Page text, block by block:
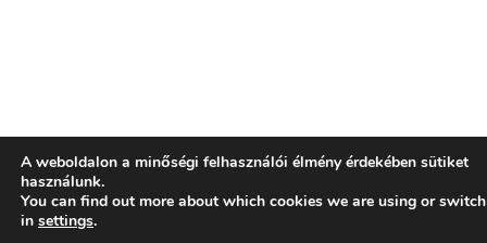
A weboldalon a minőségi felhasználói élmény érdekében sütiket
használunk.
You can find out more about which cookies we are using or
in settings.